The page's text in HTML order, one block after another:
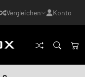
Vergleichen Konto